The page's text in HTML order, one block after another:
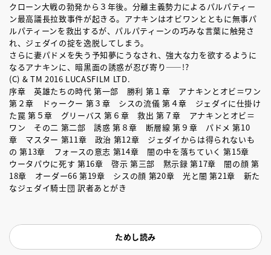
クローン大戦の勃発から３年後。分離主義勢力によるパルパティー
ン最高議長拉致事件が起きる。アナキンはオビワンとともに無事パ
ルパティーンを救出するが、パルパティーンの巧みな言葉に触発さ
れ、ジェダイの掟を逸脱してしまう。
さらに妻パドメを失う予知夢にうなされ、強大な力を欲するように
なるアナキンに、暗黒面の誘惑が忍び寄り――!?
(C) & TM 2016 LUCASFILM LTD.
序章 英雄たちの時代 第一部 勝利 第１章 アナキンとオビ＝ワン
第２章 ドゥークー 第３章 シスの流儀 第４章 ジェダイに仕掛け
た罠 第５章 グリーバス 第６章 救出 第７章 アナキンとオビ＝
ワン その二 第二部 誘惑 第８章 断層線 第９章 パドメ 第10
章 マスター 第11章 政治 第12章 ジェダイからは得られないも
の 第13章 フォースの意志 第14章 闇の中を落ちていく 第15章
ウータパウに死す 第16章 啓示 第三部 黙示録 第17章 闇の顔 第
18章 オーダー66 第19章 シスの顔 第20章 光と闇 第21章 新た
なジェダイ騎士団 訳者あとがき
ためし読み